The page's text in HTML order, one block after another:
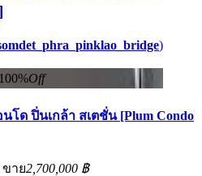
)
100%Off
โด ปิ่นเกล้า สเตชั่น [Plum Condo
ขาย2,700,000 ฿